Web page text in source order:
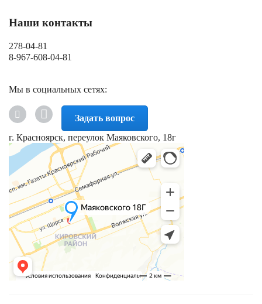
Наши контакты
278-04-81
8-967-608-04-81
Мы в социальных сетях:
Задать вопрос
г. Красноярск, переулок Маяковского, 18г